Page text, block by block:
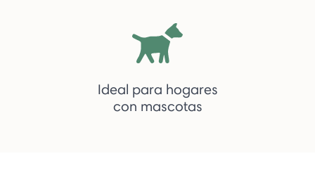
Ideal para hogares
con mascotas